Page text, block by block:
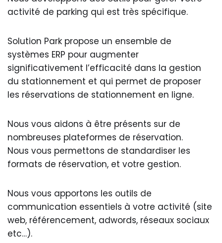
activité de parking qui est très spécifique.
Solution Park propose un ensemble de
systèmes ERP pour augmenter
significativement l’efficacité dans la gestion
du stationnement et qui permet de proposer
les réservations de stationnement en ligne.
Nous vous aidons à être présents sur de
nombreuses plateformes de réservation.
Nous vous permettons de standardiser les
formats de réservation, et votre gestion.
Nous vous apportons les outils de
communication essentiels à votre activité (site
web, référencement, adwords, réseaux sociaux
etc…).